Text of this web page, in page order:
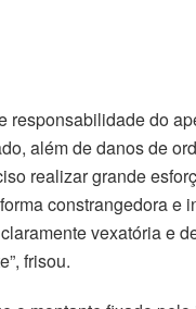
responsabilidade do
além de danos de
realizar grande
constrangedora e
vexatória e
frisou.